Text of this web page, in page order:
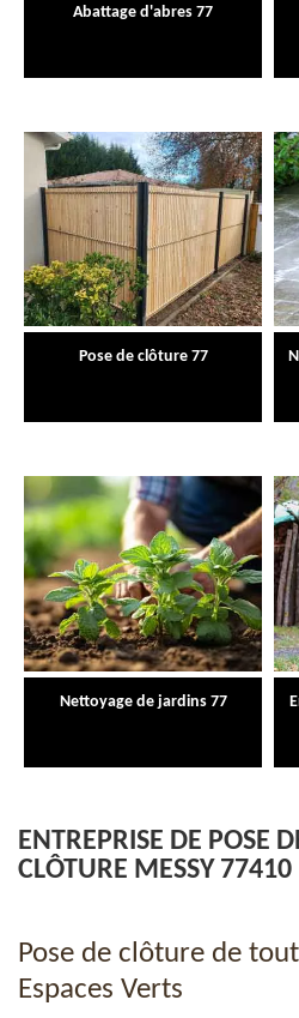
Abattage d'abres 77
Pose de clôture 77
Nettoyage de jardins 77
ENTREPRISE DE POSE
CLÔTURE MESSY 77410
Pose de clôture de
Espaces Verts